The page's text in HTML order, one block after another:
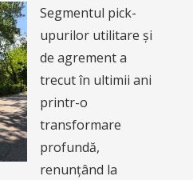
Segmentul pick-
upurilor utilitare și
de agrement a
trecut în ultimii ani
printr-o
transformare
profundă,
renunțând la